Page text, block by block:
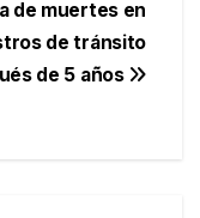
de muertes en
de tránsito
de 5 años